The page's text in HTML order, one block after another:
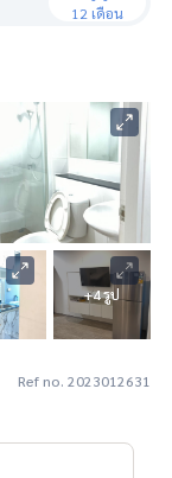
12 เดือน
+4 รูป
Ref no. 2023012631